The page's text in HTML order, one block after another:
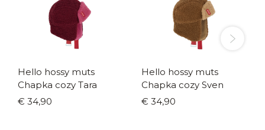
Hello hossy muts
Chapka cozy Tara
€ 34,90
Hello hossy muts
Chapka cozy Sven
€ 34,90